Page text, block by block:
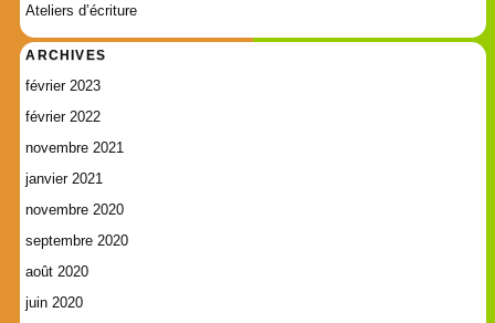
Ateliers d’écriture
ARCHIVES
février 2023
février 2022
novembre 2021
janvier 2021
novembre 2020
septembre 2020
août 2020
juin 2020